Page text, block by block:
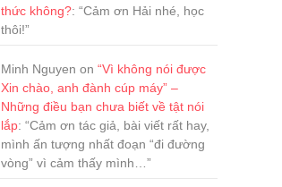
thức không?: “Cảm ơn Hải nhé, học
thôi!”
Minh Nguyen on “Vì không nói được
Xin chào, anh đành cúp máy” –
Những điều bạn chưa biết về tật nói
lắp: “Cảm ơn tác giả, bài viết rất hay,
mình ấn tượng nhất đoạn “đi đường
vòng” vì cảm thấy mình… ”